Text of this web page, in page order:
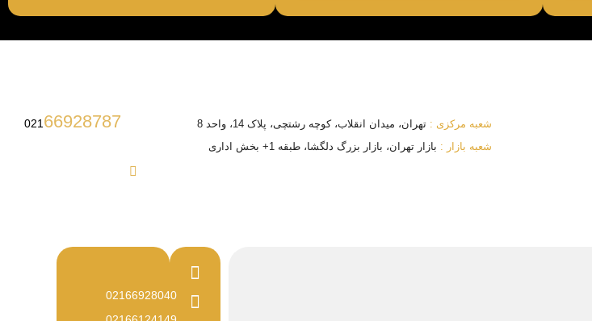
شعبه مرکزی : تهران، میدان انقلاب، کوچه رشتچی، پلاک 14، واحد 8
شعبه بازار : بازار تهران، بازار بزرگ دلگشا، طبقه 1+ بخش اداری
021 66928787
02166928040